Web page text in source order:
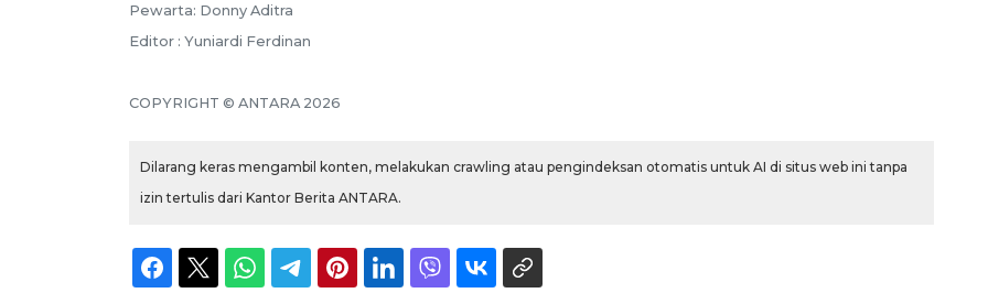
Pewarta: Donny Aditra
Editor : Yuniardi Ferdinan
COPYRIGHT © ANTARA 2026
Dilarang keras mengambil konten, melakukan crawling atau pengindeksan otomatis untuk AI di situs web ini tanpa
izin tertulis dari Kantor Berita ANTARA.